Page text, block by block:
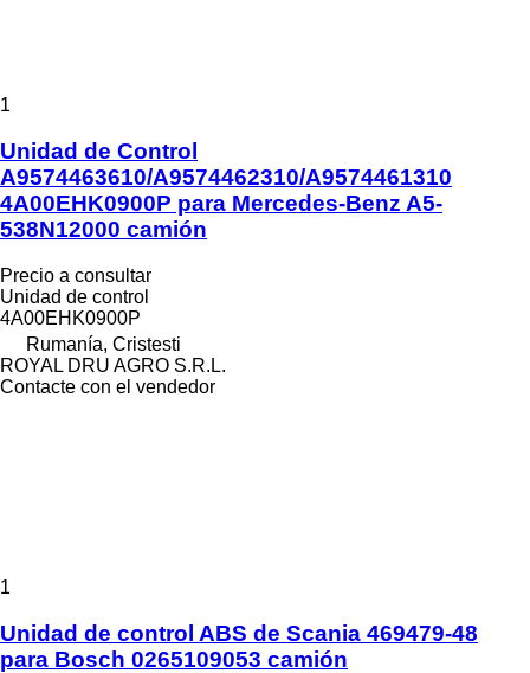
1
Unidad de Control
A9574463610/A9574462310/A9574461310
4A00EHK0900P para Mercedes-Benz A5-
538N12000 camión
Precio a consultar
Unidad de control
4A00EHK0900P
Rumanía, Cristesti
ROYAL DRU AGRO S.R.L.
Contacte con el vendedor
1
Unidad de control ABS de Scania 469479-48
para Bosch 0265109053 camión